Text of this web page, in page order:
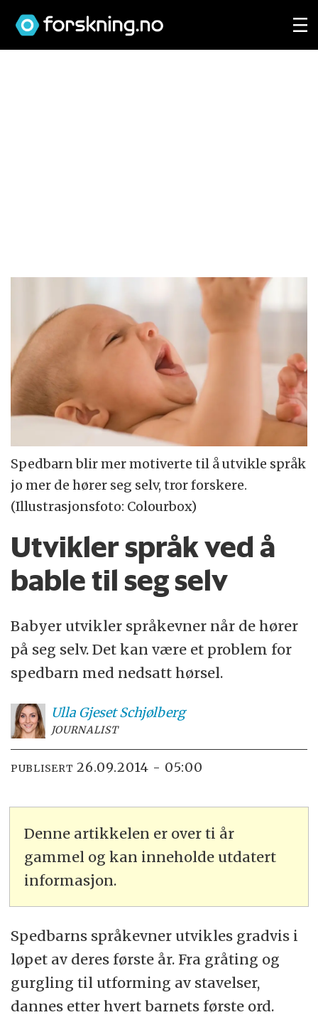
Spedbarn blir mer motiverte til å utvikle språk
jo mer de hører seg selv, tror forskere.
(Illustrasjonsfoto: Colourbox)
Utvikler språk ved å
bable til seg selv
Babyer utvikler språkevner når de hører
på seg selv. Det kan være et problem for
spedbarn med nedsatt hørsel.
Ulla Gjeset Schjølberg
JOURNALIST
PUBLISERT 26.09.2014 - 05:00
Denne artikkelen er over ti år
gammel og kan inneholde utdatert
informasjon.
Spedbarns språkevner utvikles gradvis i
løpet av deres første år. Fra gråting og
gurgling til utforming av stavelser,
dannes etter hvert barnets første ord.